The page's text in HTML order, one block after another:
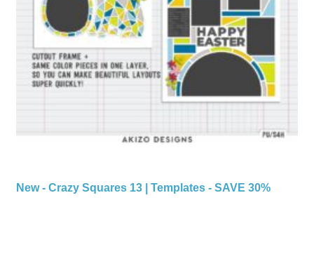
New - Crazy Squares 13 | Templates - SAVE 30%